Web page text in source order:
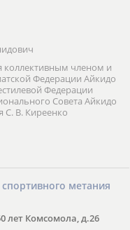
коллективным членом и
Федерации Айкидо
Федерации
Совета Айкидо
С. В. Киреенко
метания
лет Комсомола, д.26